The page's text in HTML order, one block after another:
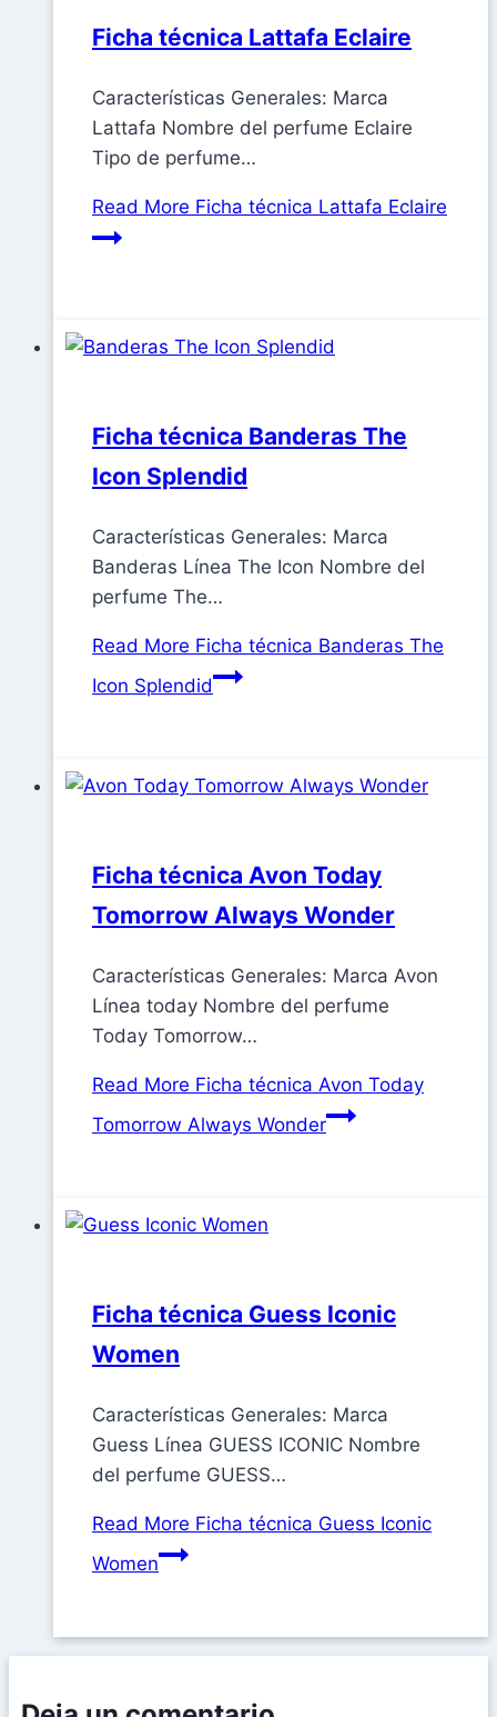
Ficha técnica Lattafa Eclaire
Características Generales: Marca
Lattafa Nombre del perfume Eclaire
Tipo de perfume…
Read More Ficha técnica Lattafa Eclaire
Ficha técnica Banderas The
Icon Splendid
Características Generales: Marca
Banderas Línea The Icon Nombre del
perfume The…
Read More Ficha técnica Banderas The
Icon Splendid
Ficha técnica Avon Today
Tomorrow Always Wonder
Características Generales: Marca Avon
Línea today Nombre del perfume
Today Tomorrow…
Read More Ficha técnica Avon Today
Tomorrow Always Wonder
Ficha técnica Guess Iconic
Women
Características Generales: Marca
Guess Línea GUESS ICONIC Nombre
del perfume GUESS…
Read More Ficha técnica Guess Iconic
Women